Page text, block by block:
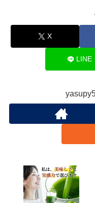
X
LINE